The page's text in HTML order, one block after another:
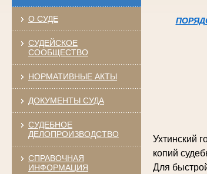
О СУДЕ
СУДЕЙСКОЕ
СООБЩЕСТВО
НОРМАТИВНЫЕ АКТЫ
ДОКУМЕНТЫ СУДА
СУДЕБНОЕ
ДЕЛОПРОИЗВОДСТВО
СПРАВОЧНАЯ
ИНФОРМАЦИЯ
Ухтинский
копий
Для